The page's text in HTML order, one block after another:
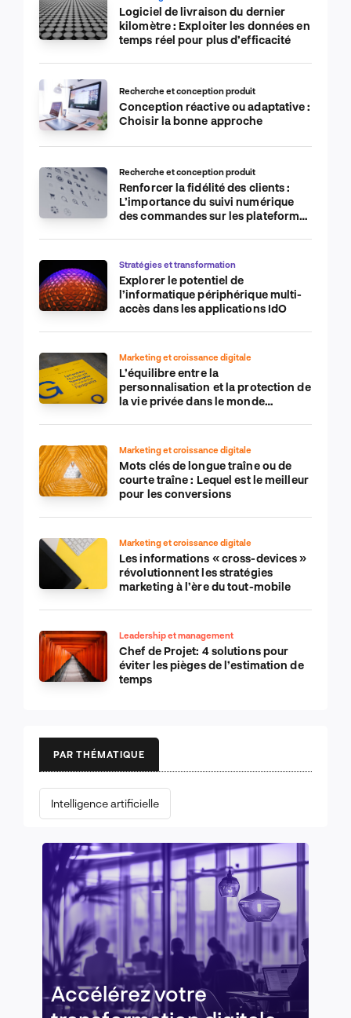
Logiciel de livraison du dernier
kilomètre : Exploiter les données en
temps réel pour plus d’efficacité
Recherche et conception produit
Conception réactive ou adaptative :
Choisir la bonne approche
Recherche et conception produit
Renforcer la fidélité des clients :
L’importance du suivi numérique
des commandes sur les plateformes
Stratégies et transformation
Explorer le potentiel de
l’informatique périphérique multi-
accès dans les applications IdO
Marketing et croissance digitale
L’équilibre entre la
personnalisation et la protection de
la vie privée dans le monde
Marketing et croissance digitale
Mots clés de longue traîne ou de
courte traîne : Lequel est le meilleur
pour les conversions
Marketing et croissance digitale
Les informations « cross-devices »
révolutionnent les stratégies
marketing à l’ère du tout-mobile
Leadership et management
Chef de Projet: 4 solutions pour
éviter les pièges de l’estimation de
temps
PAR THÉMATIQUE
Intelligence artificielle
Accélérez votre